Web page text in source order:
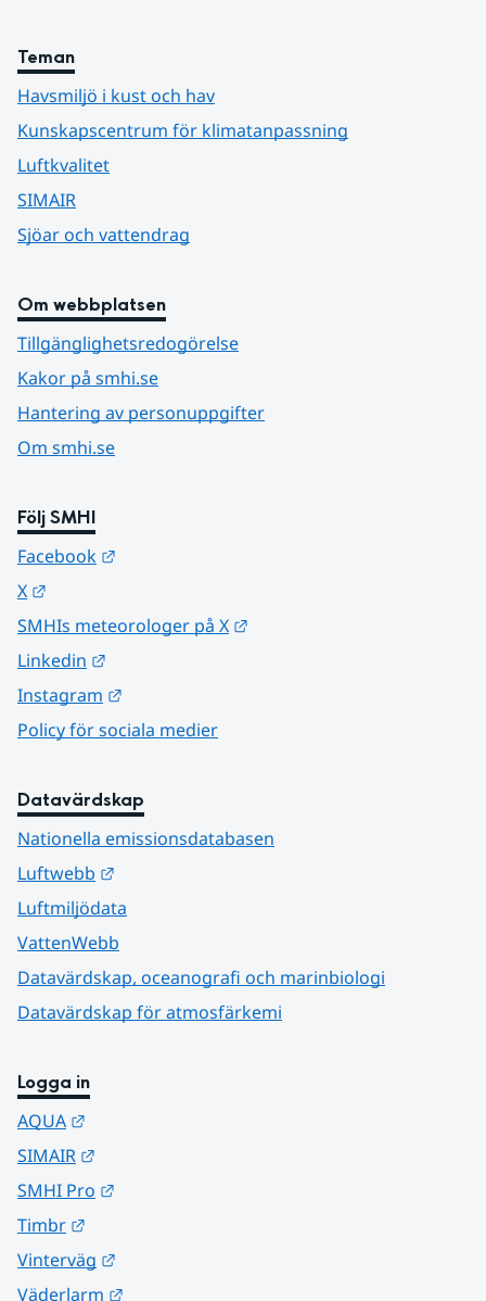
Teman
Havsmiljö i kust och hav
Kunskapscentrum för klimatanpassning
Luftkvalitet
SIMAIR
Sjöar och vattendrag
Om webbplatsen
Tillgänglighetsredogörelse
Kakor på smhi.se
Hantering av personuppgifter
Om smhi.se
Följ SMHI
Facebook
X
SMHIs meteorologer på X
Linkedin
Instagram
Policy för sociala medier
Datavärdskap
Nationella emissionsdatabasen
Luftwebb
Luftmiljödata
VattenWebb
Datavärdskap, oceanografi och marinbiologi
Datavärdskap för atmosfärkemi
Logga in
AQUA
SIMAIR
SMHI Pro
Timbr
Vinterväg
Väderlarm